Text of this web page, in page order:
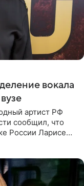
вокала
артист РФ
сообщил, что
России Ларисе